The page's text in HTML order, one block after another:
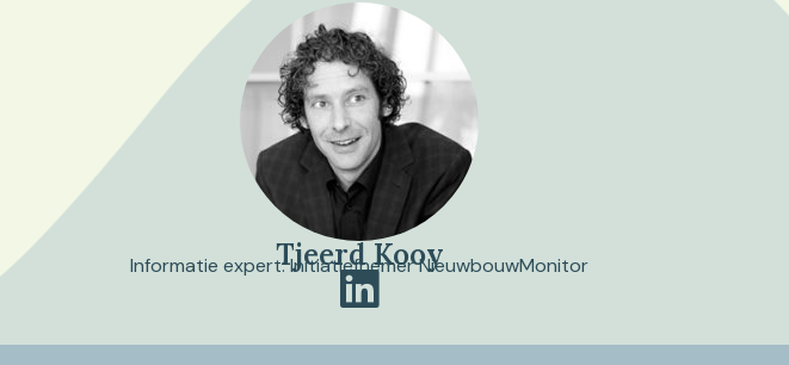
Tjeerd Kooy
Informatie expert. Initiatiefnemer NieuwbouwMonitor